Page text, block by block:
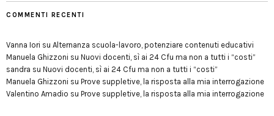
COMMENTI RECENTI
Vanna Iori su Alternanza scuola-lavoro, potenziare contenuti educativi
Manuela Ghizzoni su Nuovi docenti, sì ai 24 Cfu ma non a tutti i “costi”
sandra su Nuovi docenti, sì ai 24 Cfu ma non a tutti i “costi”
Manuela Ghizzoni su Prove suppletive, la risposta alla mia interrogazione
Valentino Amadio su Prove suppletive, la risposta alla mia interrogazione